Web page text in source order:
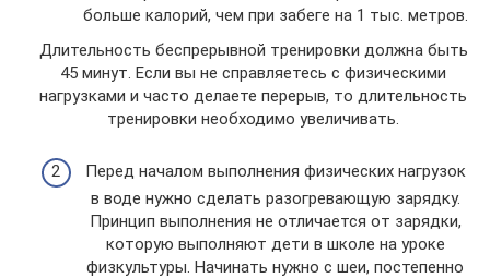
больше калорий, чем при забеге на 1 тыс. метров.
Длительность беспрерывной тренировки должна быть
45 минут. Если вы не справляетесь с физическими
нагрузками и часто делаете перерыв, то длительность
тренировки необходимо увеличивать.
Перед началом выполнения физических нагрузок
в воде нужно сделать разогревающую зарядку.
Принцип выполнения не отличается от зарядки,
которую выполняют дети в школе на уроке
физкультуры. Начинать нужно с шеи, постепенно